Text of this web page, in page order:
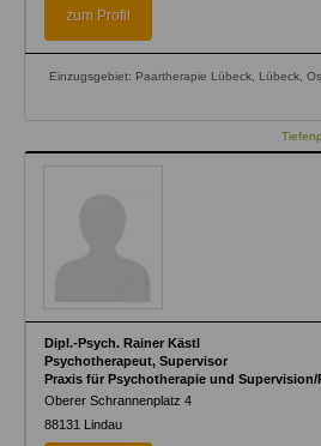
zum Profil
Einzugsgebiet: Paartherapie Lübeck, Lübeck,
Dipl.-Psych. Rainer Kästl
Psychotherapeut, Supervisor
Praxis für Psychotherapie und Supervision/
Oberer Schrannenplatz 4
88131
Lindau